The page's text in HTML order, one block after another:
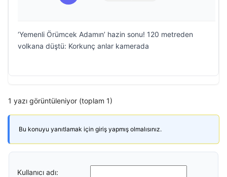
‘Yemenli Örümcek Adamın’ hazin sonu! 120 metreden
volkana düştü: Korkunç anlar kamerada
1 yazı görüntüleniyor (toplam 1)
Bu konuyu yanıtlamak için giriş yapmış olmalısınız.
Kullanıcı adı: